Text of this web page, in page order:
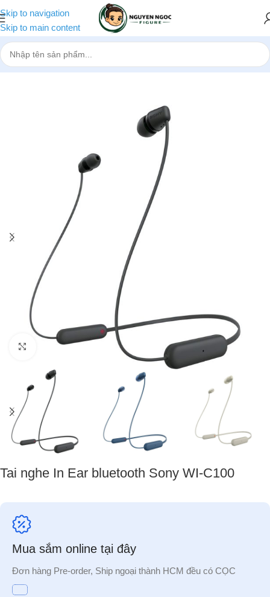
Skip to navigation
Skip to main content
Trang chủ»Cửa hàng»Tai nghe In Ear bluetooth Sony WI-C100
Nhấp để phóng to
Tai nghe In Ear bluetooth Sony WI-C100
Mua sắm online tại đây
Đơn hàng Pre-order, Ship ngoại thành HCM đều có CỌC